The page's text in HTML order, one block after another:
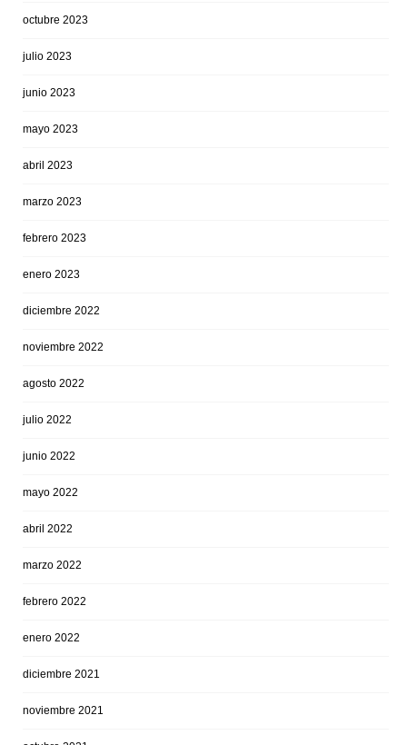
octubre 2023
julio 2023
junio 2023
mayo 2023
abril 2023
marzo 2023
febrero 2023
enero 2023
diciembre 2022
noviembre 2022
agosto 2022
julio 2022
junio 2022
mayo 2022
abril 2022
marzo 2022
febrero 2022
enero 2022
diciembre 2021
noviembre 2021